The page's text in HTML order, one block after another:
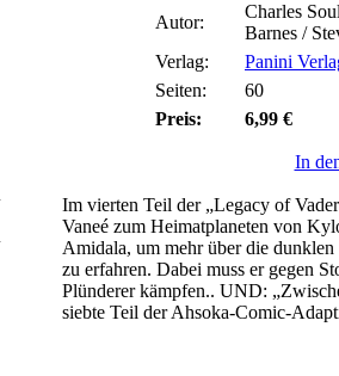
Autor:
Charles
Barnes /
Verlag:
Panini
Seiten:
60
Preis:
6,99 €
In
Im vierten Teil der „Legacy of
Vaneé zum Heimatplaneten von
Amidala, um mehr über die
zu erfahren. Dabei muss er gegen
Plünderer kämpfen.. UND:
siebte Teil der Ahsoka-Comic-